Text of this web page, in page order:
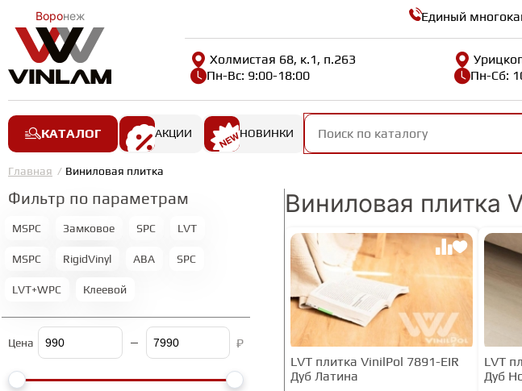
Воронеж Единый
Холмистая 68, к.1, п.263
Пн-Вс: 9:00-18:00
Пн-Сб:
КАТАЛОГ АКЦИИ НОВИНКИ
Главная Виниловая плитка
Фильтр по параметрам
MSPC Замковое SPC LVT
MSPC RigidVinyl ABA SPC
LVT+WPC Клеевой
Цена ₽
Виниловая плитка
LVT плитка VinilPol 7891-EIR
Дуб Латина
LVT
Дуб